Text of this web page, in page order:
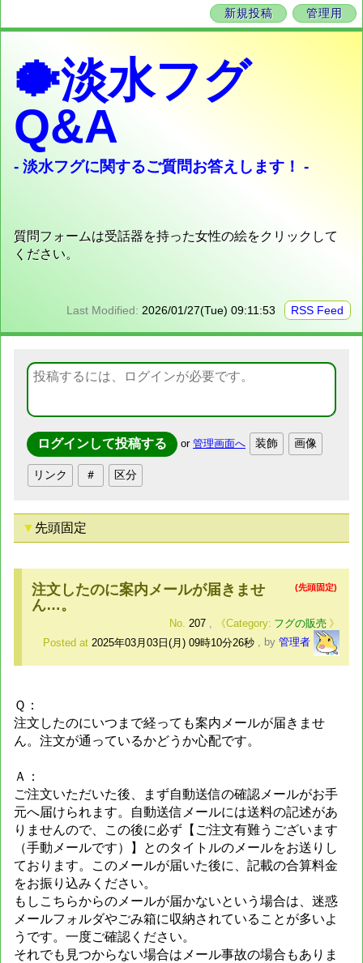
新規投稿 管理用
🐡淡水フグ
Q&A
- 淡水フグに関するご質問お答えします！ -
質問フォームは受話器を持った女性の絵をクリックして
ください。
Last Modified:2026/01/27(Tue) 09:11:53 RSS Feed
or 管理画面へ
先頭固定
(先頭固定)
注文したのに案内メールが届きませ
ん…。
No. 207 ,
フグの販売
Posted at 2025年03月03日(月) 09時10分26秒 , by 管理者
Ｑ：
注文したのにいつまで経っても案内メールが届きませ
ん。注文が通っているかどうか心配です。
Ａ：
ご注文いただいた後、まず自動送信の確認メールがお手
元へ届けられます。自動送信メールには送料の記述があ
りませんので、この後に必ず【ご注文有難うございます
（手動メールです）】とのタイトルのメールをお送りし
ております。このメールが届いた後に、記載の合算料金
をお振り込みください。
もしこちらからのメールが届かないという場合は、迷惑
メールフォルダやごみ箱に収納されていることが多いよ
うです。一度ご確認ください。
それでも見つからない場合はメール事故の場合もありま